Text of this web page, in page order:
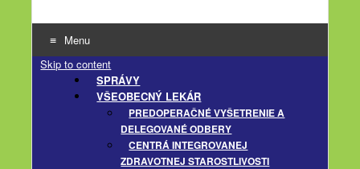
Menu
Skip to content
SPRÁVY
VŠEOBECNÝ LEKÁR
PREDOPERAČNÉ VYŠETRENIE A
DELEGOVANÉ ODBERY
CENTRÁ INTEGROVANEJ
ZDRAVOTNEJ STAROSTLIVOSTI